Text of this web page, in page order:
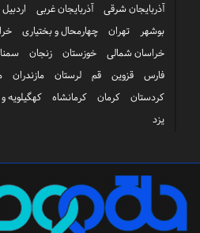
آذربایجان شرقی آذربایجان غربی اردبیل
بوشهر
تهران چهارمحال و بختیاری
خراسان شمالی
خوزستان زنجان
فارس
قزوین قم لرستان مازندران
کردستان
کرمان کرمانشاه کهگیلویه
یزد